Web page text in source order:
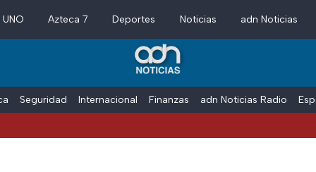
Azteca 7 Deportes Noticias adn Noticias
Seguridad Internacional Finanzas adn Noticias Radio